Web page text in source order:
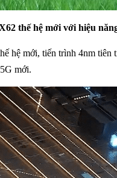
thế hệ mới với hiệu
hệ mới, tiến trình 4nm
mới.